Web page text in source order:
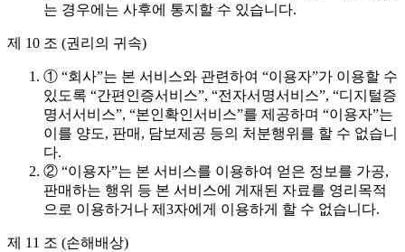
는 경우에는 사후에 통지할 수 있습니다.
제 10 조 (권리의 귀속)
① “회사”는 본 서비스와 관련하여 “이용자”가 이용할 수
있도록 “간편인증서비스”, “전자서명서비스”, “디지털증
명서서비스”, “본인확인서비스”를 제공하며 “이용자”는
이를 양도, 판매, 담보제공 등의 처분행위를 할 수 없습니
다.
② “이용자”는 본 서비스를 이용하여 얻은 정보를 가공,
판매하는 행위 등 본 서비스에 게재된 자료를 영리목적
으로 이용하거나 제3자에게 이용하게 할 수 없습니다.
제 11 조 (손해배상)